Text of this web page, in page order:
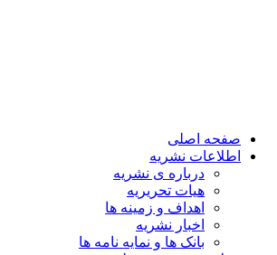
صفحه اصلی
اطلاعات نشریه
درباره ی نشریه
هیات تحریریه
اهداف و زمینه ها
اخبار نشریه
بانک ها و نمایه نامه ها